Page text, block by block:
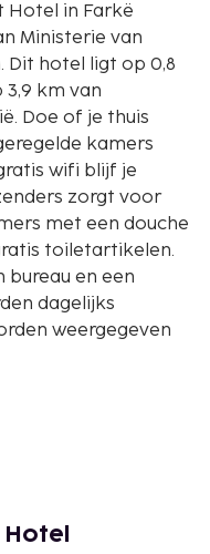
Hotel in Farkë
Ministerie van
3,9 km van
Doe of je thuis
kamers
wifi blijf je
zorgt voor
met een douche
toiletartikelen.
bureau en een
dagelijks
weergegeven